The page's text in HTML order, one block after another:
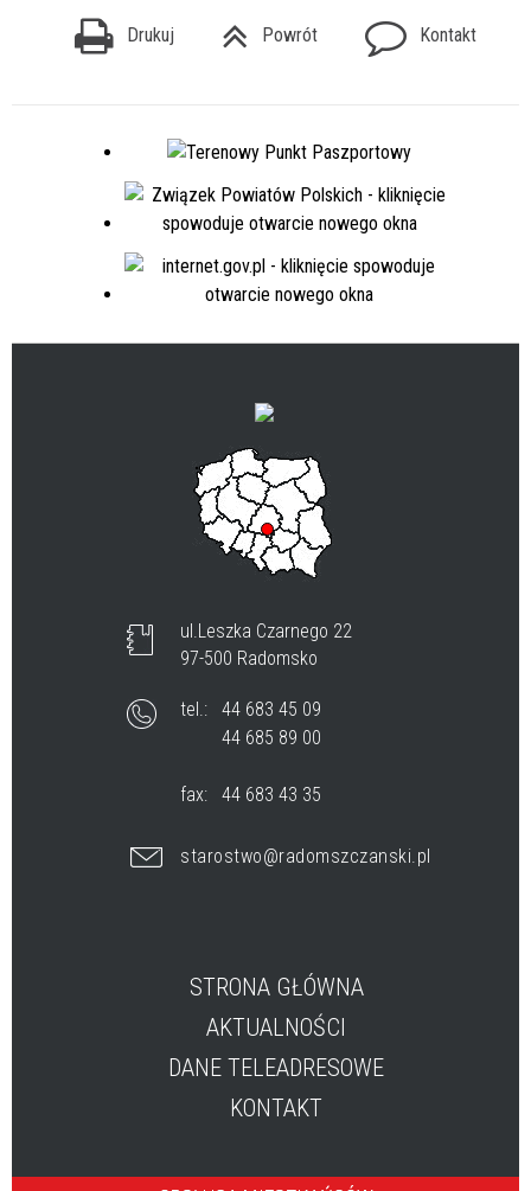
Drukuj Powrót Kontakt
ul.Leszka Czarnego 22
97-500 Radomsko
tel.:
44 683 45 09
44 685 89 00
fax: 44 683 43 35
starostwo@radomszczanski.pl
STRONA GŁÓWNA
AKTUALNOŚCI
DANE TELEADRESOWE
KONTAKT